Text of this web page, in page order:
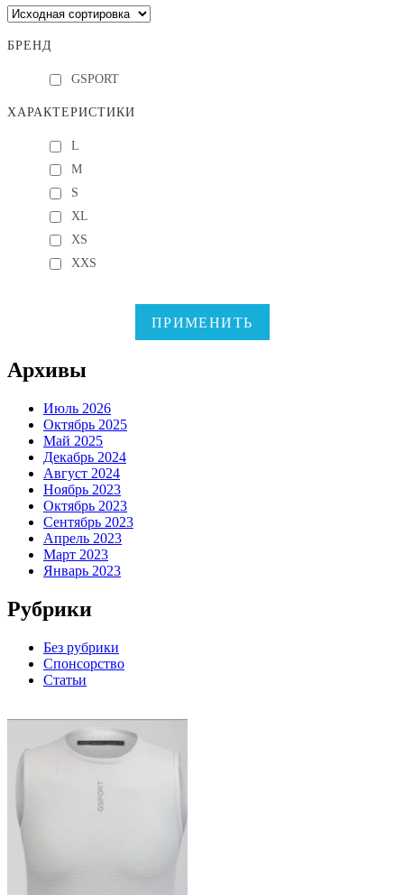
БРЕНД
GSPORT
ХАРАКТЕРИСТИКИ
L
M
S
XL
XS
XXS
ПРИМЕНИТЬ
Архивы
Июль 2026
Октябрь 2025
Май 2025
Декабрь 2024
Август 2024
Ноябрь 2023
Октябрь 2023
Сентябрь 2023
Апрель 2023
Март 2023
Январь 2023
Рубрики
Без рубрики
Спонсорство
Статьи